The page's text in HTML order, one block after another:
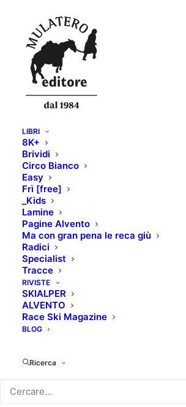
LIBRI
8K+
Brividi
Circo Bianco
Easy
Frì [free]
_Kids
Lamine
Pagine Alvento
Ma con gran pena le reca giù
Radici
Specialist
Tracce
RIVISTE
SKIALPER
ALVENTO
Race Ski Magazine
BLOG
Ricerca
Home